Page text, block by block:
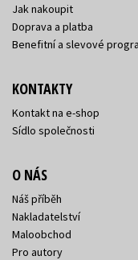
Jak nakoupit
Doprava a platba
Benefitní a slevové
KONTAKTY
Kontakt na e-shop
Sídlo společnosti
O NÁS
Náš příběh
Nakladatelství
Maloobchod
Pro autory